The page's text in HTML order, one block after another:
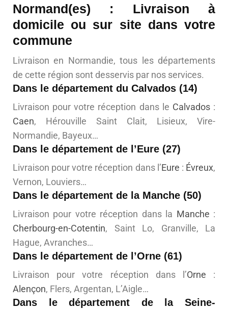
Normand(es) : Livraison à
domicile ou sur site dans votre
commune
Livraison en Normandie, tous les départements
de cette région sont desservis par nos services.
Dans le département du Calvados (14)
Livraison pour votre réception dans le Calvados:
Caen, Hérouville Saint Clait, Lisieux, Vire-
Normandie, Bayeux…
Dans le département de l’Eure (27)
Livraison pour votre réception dans l’Eure : Évreux,
Vernon, Louviers…
Dans le département de la Manche (50)
Livraison pour votre réception dans la Manche :
Cherbourg-en-Cotentin, Saint Lo, Granville, La
Hague, Avranches…
Dans le département de l’Orne (61)
Livraison pour votre réception dans l’Orne :
Alençon, Flers, Argentan, L’Aigle…
Dans le département de la Seine-